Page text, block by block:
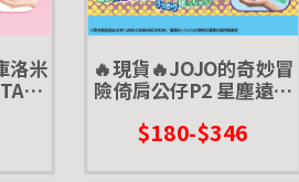
洛米 🔥現貨🔥JOJO的奇妙冒
險倚肩公仔P2 星塵遠征
轉蛋 第三部 承太郎
$180-$346